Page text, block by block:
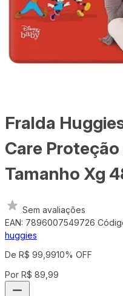
Fralda
Care
Tamanho Xg
Sem avaliações
EAN: 7896007549726
huggies
De R$ 99,9910% OFF
Por R$ 89,99